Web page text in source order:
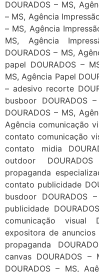
DOURADOS – MS,
– MS, Agência
– MS, Agência
MS, Agência
DOURADOS – MS,
papel DOURADOS –
MS, Agência Papel
– adesivo recorte
busboor DOURADOS
DOURADOS – MS,
Agência comunicação
contato comunicação
contato midia
outdoor
propaganda
contato publicidade
busdoor DOURADOS
publicidade
comunicação visual
expositora de anuncios
propaganda
canvas DOURADOS
DOURADOS – MS,